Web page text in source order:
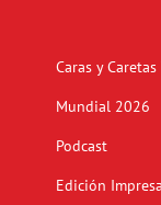
Caras y Caretas
Mundial 2026
Podcast
Edición Impresa